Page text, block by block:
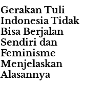
Gerakan Tuli
Indonesia Tidak
Bisa Berjalan
Sendiri dan
Feminisme
Menjelaskan
Alasannya